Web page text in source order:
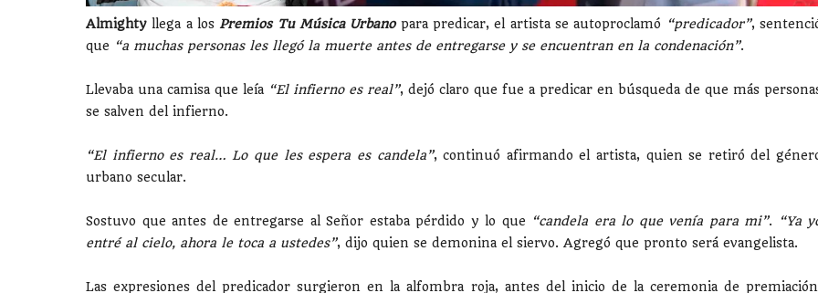
Almightyllega a losPremios Tu Música Urbanopara predicar, el artista se autoproclamó “predicador”,
que “a muchas personas les llegó la muerte antes de entregarse y se encuentran en la condenación”.
Llevaba una camisa que leía “El infierno es real”, dejó claro que fue a predicar en búsqueda de que más
se salven del infierno.
“El infierno es real… Lo que les espera es candela”, continuó afirmando el artista, quien se retiró del
urbano secular.
Sostuvo que antes de entregarse al Señor estaba pérdido y lo que “candela era lo que venía para mi”.
“Ya
entré al cielo, ahora le toca a ustedes”, dijo quien se demonina el siervo. Agregó que pronto será evangelista.
Las expresiones del predicador surgieron en la alfombra roja, antes del inicio de la ceremonia de